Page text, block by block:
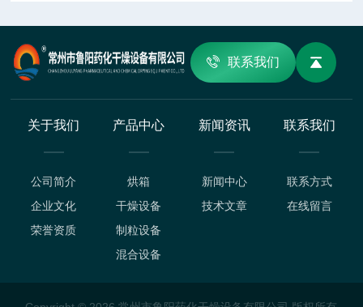
联系我们
关于我们
公司简介
企业文化
荣誉资质
产品中心
烘箱
干燥设备
制粒设备
混合设备
新闻资讯
新闻中心
技术文章
联系我们
联系方式
在线留言